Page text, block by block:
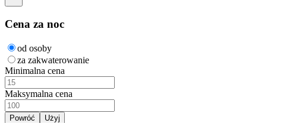
Cena za noc
od osoby
za zakwaterowanie
Minimalna cena
Maksymalna cena